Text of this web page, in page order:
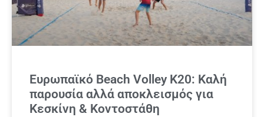
Ευρωπαϊκό Beach Volley Κ20: Καλή
παρουσία αλλά αποκλεισμός για
Κεσκίνη & Κοντοστάθη